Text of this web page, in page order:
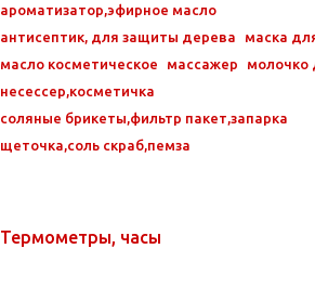
ароматизатор,эфирное масло
антисептик, для защиты дерева
маска
масло косметическое
массажер
молочко
несессер,косметичка
соляные брикеты,фильтр пакет,запарка
щеточка,соль скраб,пемза
Термометры, часы